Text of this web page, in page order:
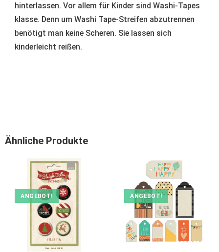
hinterlassen. Vor allem für Kinder sind Washi-Tapes
klasse. Denn um Washi Tape-Streifen abzutrennen
benötigt man keine Scheren. Sie lassen sich
kinderleicht reißen.
Ähnliche Produkte
ANGEBOT! ANGEBOT!